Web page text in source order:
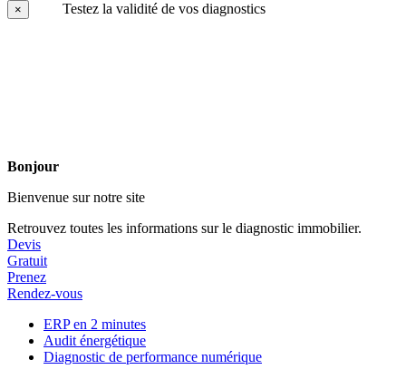
× Testez la validité de vos diagnostics
Bonjour
Bienvenue sur notre site
Retrouvez toutes les informations sur le diagnostic immobilier.
Devis
Gratuit
Prenez
Rendez-vous
ERP en 2 minutes
Audit énergétique
Diagnostic de performance numérique